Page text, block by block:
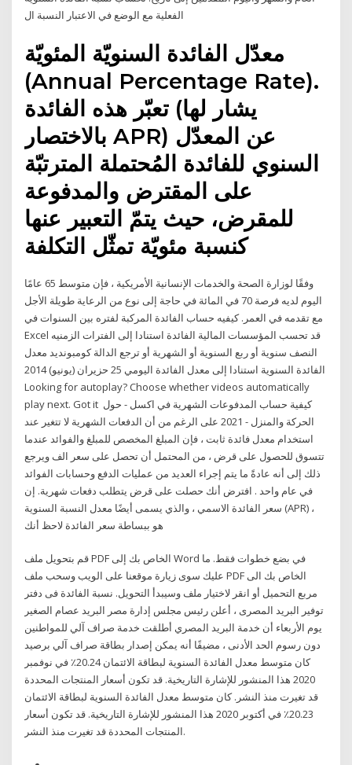
الفعلية مع الوضع في الاعتبار النسبة ال
معدّل الفائدة السنويّة المئويّة
(Annual Percentage Rate).
تعبّر هذه الفائدة (يشار لها
بالاختصار APR) عن المعدّل
السنوي للفائدة المُحتملة المترتبّة
على المقترض والمدفوعة
للمقرض، حيث يتمّ التعبير عنها
كنسبة مئويّة تمثّل التكلفة
وفقًا لوزارة الصحة والخدمات الإنسانية الأمريكية ، فإن متوسط 65 عامًا
اليوم لديه فرصة 70 في المائة في حاجة إلى نوع من الرعاية طويلة الأجل
مع تقدمه في العمر. كيفيه حساب الفائدة المركبة لفتره بين السنوات في
Excel قد تحسب المؤسسات المالية الفائدة استنادا إلى الفترات الزمنيه
النصف سنوية أو ربع السنوية أو الشهرية أو ترجع الدالة كومبونديد معدل
الفائدة السنوية استنادا إلى معدل الفائدة اليومي 25 حزيران (يونيو) 2014
Looking for autoplay? Choose whether videos automatically
play next. Got it كيفية حساب المدفوعات الشهرية في اكسل - حول
الحركة والمنزل - 2021 على الرغم من أن الدفعات الشهرية لا تتغير عند
استخدام معدل فائدة ثابت ، فإن المبلغ المخصص للمبلغ والفوائد عندما
تتسوق للحصول على قرض ، من المحتمل أن تحصل على سعر الف ويرجع
ذلك إلى أنه عادةً ما يتم إجراء العديد من عمليات الدفع وحسابات الفوائد
في عام واحد . افترض أنك حصلت على قرض يتطلب دفعات شهرية. إن
سعر الفائدة الاسمي ، والذي يسمى أيضًا معدل النسبة السنوية (APR) ،
هو ببساطة سعر الفائدة لاحظ أنك
قم بتحويل ملف PDF الخاص بك إلى Word في بضع خطوات فقط. ما
عليك سوى زيارة موقعنا على الويب وسحب ملف PDF الخاص بك الى
مربع التحميل أو انقر لاختيار ملف وسيبدأ التحويل. نسبة الفائدة فى دفتر
توفير البريد المصرى ، أعلن رئيس مجلس إدارة مصر البريد عصام الصغير
يوم الأربعاء أن خدمة البريد المصري أطلقت خدمة صراف آلي للمواطنين
دون رسوم الحد الأدنى ، مضيفًا أنه يمكن إصدار بطاقة صراف آلي برصيد
كان متوسط معدل الفائدة السنوية لبطاقة الائتمان 20.24٪ في نوفمبر
2020 هذا المنشور للإشارة التاريخية. قد تكون أسعار المنتجات المحددة
قد تغيرت منذ النشر. كان متوسط معدل الفائدة السنوية لبطاقة الائتمان
20.23٪ في أكتوبر 2020 هذا المنشور للإشارة التاريخية. قد تكون أسعار
المنتجات المحددة قد تغيرت منذ النشر.